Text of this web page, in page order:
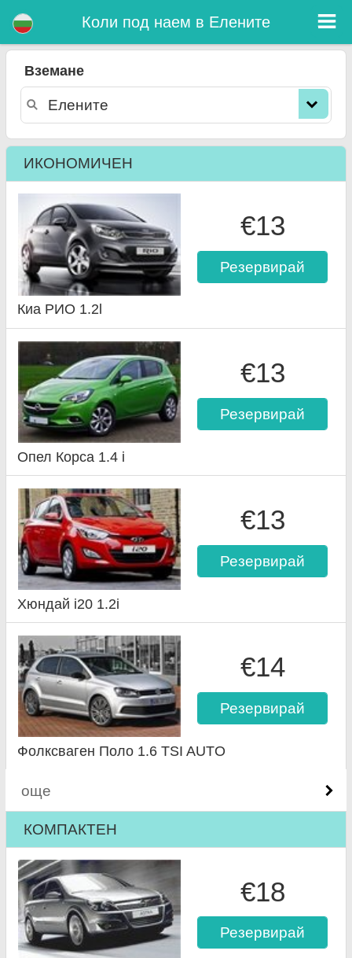
Коли под наем в Елените
Вземане
ИКОНОМИЧЕН
€13
Резервирай
Киа РИО 1.2l
€13
Резервирай
Опел Корса 1.4 i
€13
Резервирай
Хюндай i20 1.2i
€14
Резервирай
Фолксваген Поло 1.6 TSI AUTO
още
КОМПАКТЕН
€18
Резервирай